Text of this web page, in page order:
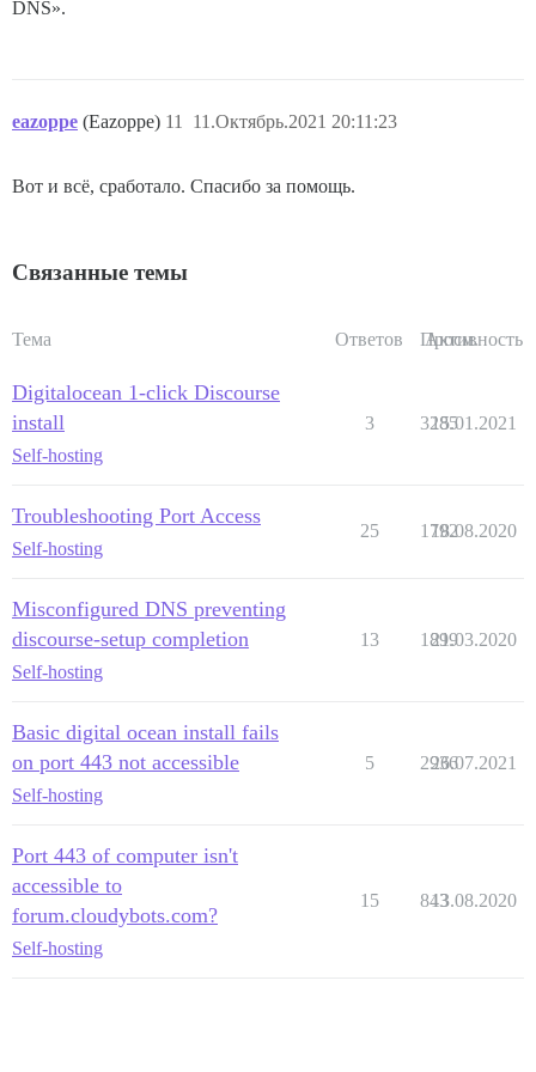
DNS».
eazoppe (Eazoppe) 11.Октябрь.2021 20:11:23
11
Вот и всё, сработало. Спасибо за помощь.
Связанные темы
Тема Ответов Просм.
Активность
Digitalocean 1-click Discourse
install
Self-hosting
3 3285
15.01.2021
Troubleshooting Port Access
Self-hosting
25 1792
18.08.2020
Misconfigured DNS preventing
discourse-setup completion
Self-hosting
13 1899
21.03.2020
Basic digital ocean install fails
on port 443 not accessible
Self-hosting
5 2936
26.07.2021
Port 443 of computer isn't
accessible to
forum.cloudybots.com?
Self-hosting
15 843
13.08.2020